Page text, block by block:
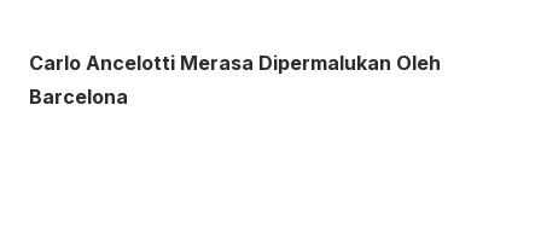
Carlo Ancelotti Merasa Dipermalukan Oleh
Barcelona